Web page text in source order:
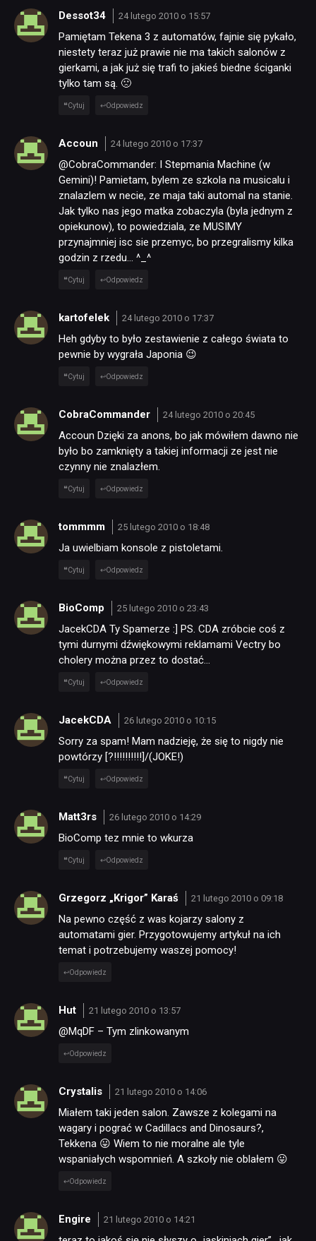
Dessot34 24 lutego 2010 o 15:57
Pamiętam Tekena 3 z automatów, fajnie się pykało,
niestety teraz już prawie nie ma takich salonów z
gierkami, a jak już się trafi to jakieś biedne ściganki
tylko tam są. 🙁
Cytuj Odpowiedz
Accoun 24 lutego 2010 o 17:37
@CobraCommander: I Stepmania Machine (w
Gemini)! Pamietam, bylem ze szkola na musicalu i
znalazlem w necie, ze maja taki automal na stanie.
Jak tylko nas jego matka zobaczyla (byla jednym z
opiekunow), to powiedziala, ze MUSIMY
przynajmniej isc sie przemyc, bo przegralismy kilka
godzin z rzedu… ^_^
Cytuj Odpowiedz
kartofelek 24 lutego 2010 o 17:37
Heh gdyby to było zestawienie z całego świata to
pewnie by wygrała Japonia 😉
Cytuj Odpowiedz
CobraCommander 24 lutego 2010 o 20:45
Accoun Dzięki za anons, bo jak mówiłem dawno nie
było bo zamknięty a takiej informacji ze jest nie
czynny nie znalazłem.
Cytuj Odpowiedz
tommmm 25 lutego 2010 o 18:48
Ja uwielbiam konsole z pistoletami.
Cytuj Odpowiedz
BioComp 25 lutego 2010 o 23:43
JacekCDA Ty Spamerze :] PS. CDA zróbcie coś z
tymi durnymi dźwiękowymi reklamami Vectry bo
cholery można przez to dostać…
Cytuj Odpowiedz
JacekCDA 26 lutego 2010 o 10:15
Sorry za spam! Mam nadzieję, że się to nigdy nie
powtórzy [?!!!!!!!!!!]/(JOKE!)
Cytuj Odpowiedz
Matt3rs 26 lutego 2010 o 14:29
BioComp tez mnie to wkurza
Cytuj Odpowiedz
Grzegorz „Krigor” Karaś 21 lutego 2010 o 09:18
Na pewno część z was kojarzy salony z
automatami gier. Przygotowujemy artykuł na ich
temat i potrzebujemy waszej pomocy!
Odpowiedz
Hut 21 lutego 2010 o 13:57
@MqDF – Tym zlinkowanym
Odpowiedz
Crystalis 21 lutego 2010 o 14:06
Miałem taki jeden salon. Zawsze z kolegami na
wagary i pograć w Cadillacs and Dinosaurs?,
Tekkena 😛 Wiem to nie moralne ale tyle
wspaniałych wspomnień. A szkoły nie oblałem 😛
Odpowiedz
Engire 21 lutego 2010 o 14:21